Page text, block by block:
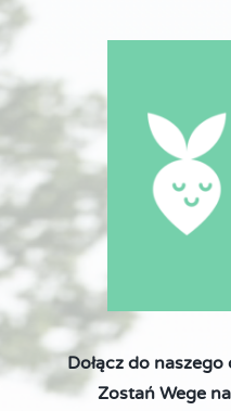
Dołącz do
Zostań Wege